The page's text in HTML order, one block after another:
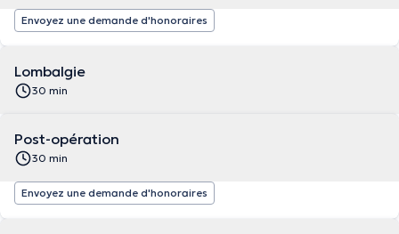
Envoyez une demande d'honoraires
Lombalgie
30 min
Post-opération
30 min
Envoyez une demande d'honoraires